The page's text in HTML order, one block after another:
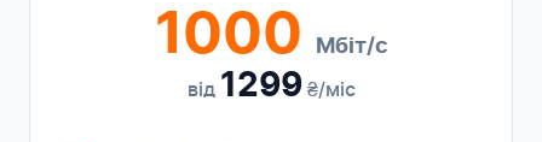
1000 Мбіт/с
від 1299₴/міс